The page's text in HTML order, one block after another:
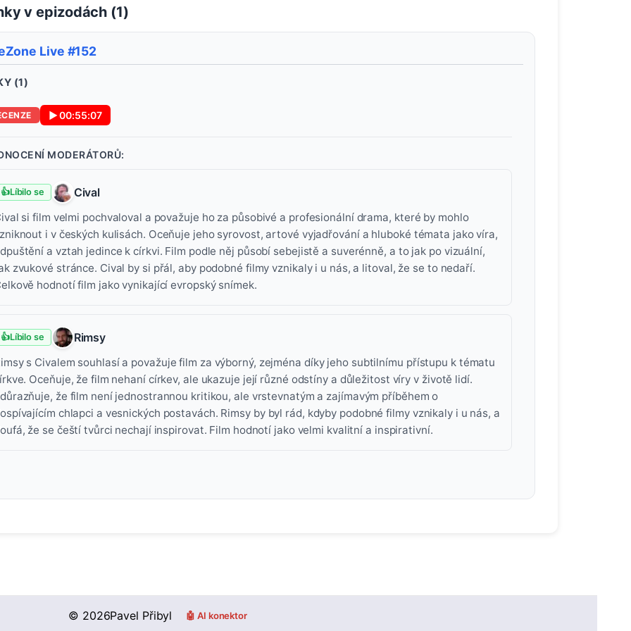
v epizodách (1)
Live #152
(1)
▶00:55:07
MODERÁTORŮ:
👍Líbilo se Cival
si film velmi pochvaloval a považuje ho za působivé a profesionální drama, které by mohlo
i v českých kulisách. Oceňuje jeho syrovost, artové vyjadřování a hluboké témata jako víra,
a vztah jedince k církvi. Film podle něj působí sebejistě a suverénně, a to jak po vizuální,
zvukové stránce. Cival by si přál, aby podobné filmy vznikaly i u nás, a litoval, že se to nedaří.
hodnotí film jako vynikající evropský snímek.
👍Líbilo se Rimsy
s Civalem souhlasí a považuje film za výborný, zejména díky jeho subtilnímu přístupu k tématu
Oceňuje, že film nehaní církev, ale ukazuje její různé odstíny a důležitost víry v životě lidí.
že film není jednostrannou kritikou, ale vrstevnatým a zajímavým příběhem o
chlapci a vesnických postavách. Rimsy by byl rád, kdyby podobné filmy vznikaly i u nás, a
že se čeští tvůrci nechají inspirovat. Film hodnotí jako velmi kvalitní a inspirativní.
© 2026Pavel Přibyl 🤖 AI konektor